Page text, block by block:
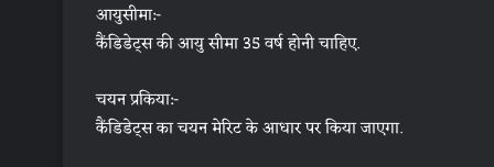
आयुसीमा:-
कैंडिडेट्स की आयु सीमा 35 वर्ष होनी चाहिए.
चयन प्रकिया:-
कैंडिडेट्स का चयन मेरिट के आधार पर किया जाएगा.